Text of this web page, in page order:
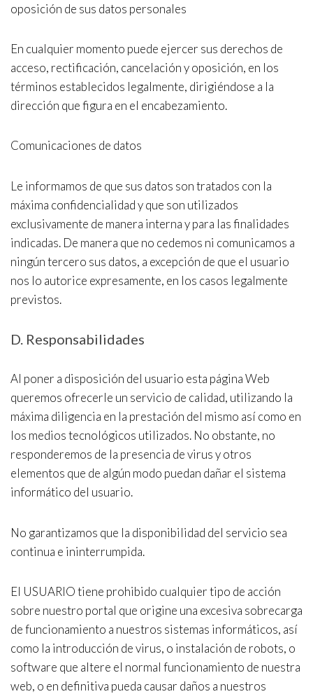
oposición de sus datos personales
En cualquier momento puede ejercer sus derechos de
acceso, rectificación, cancelación y oposición, en los
términos establecidos legalmente, dirigiéndose a la
dirección que figura en el encabezamiento.
Comunicaciones de datos
Le informamos de que sus datos son tratados con la
máxima confidencialidad y que son utilizados
exclusivamente de manera interna y para las finalidades
indicadas. De manera que no cedemos ni comunicamos a
ningún tercero sus datos, a excepción de que el usuario
nos lo autorice expresamente, en los casos legalmente
previstos.
D. Responsabilidades
Al poner a disposición del usuario esta página Web
queremos ofrecerle un servicio de calidad, utilizando la
máxima diligencia en la prestación del mismo así como en
los medios tecnológicos utilizados. No obstante, no
responderemos de la presencia de virus y otros
elementos que de algún modo puedan dañar el sistema
informático del usuario.
No garantizamos que la disponibilidad del servicio sea
continua e ininterrumpida.
El USUARIO tiene prohibido cualquier tipo de acción
sobre nuestro portal que origine una excesiva sobrecarga
de funcionamiento a nuestros sistemas informáticos, así
como la introducción de virus, o instalación de robots, o
software que altere el normal funcionamiento de nuestra
web, o en definitiva pueda causar daños a nuestros